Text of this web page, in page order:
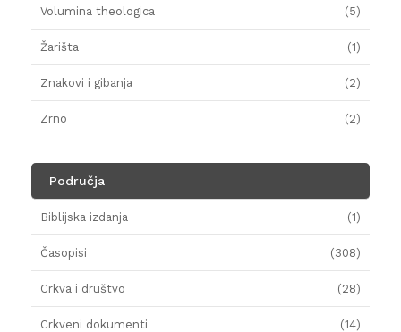
Volumina theologica (5)
Žarišta (1)
Znakovi i gibanja (2)
Zrno (2)
Područja
Biblijska izdanja (1)
Časopisi (308)
Crkva i društvo (28)
Crkveni dokumenti (14)